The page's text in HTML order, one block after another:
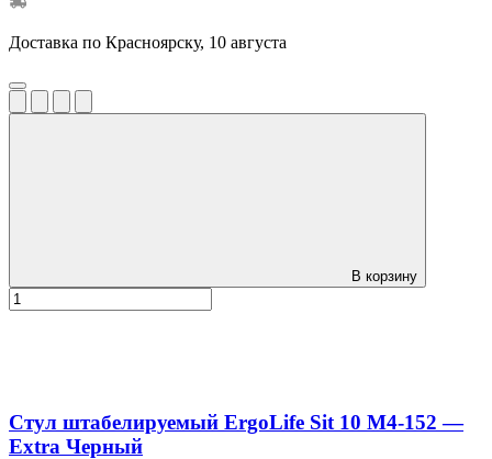
Доставка по Красноярску, 10 августа
В корзину
Стул штабелируемый ErgoLife Sit 10 M4-152 —
Extra Черный